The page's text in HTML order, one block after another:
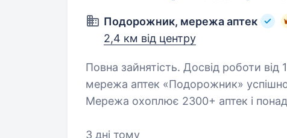
Подорожник, мережа аптек
2,4 км від центру
Повна зайнятість. Досвід роботи від 1
мережа аптек «Подорожник»
Мережа охоплює 2300+ аптек і понад
3 дні тому